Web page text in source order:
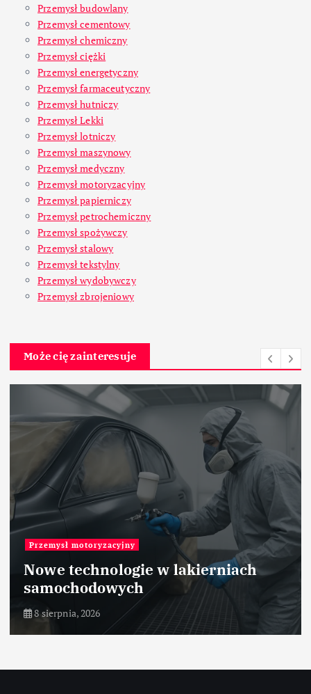
Przemysł budowlany
Przemysł cementowy
Przemysł chemiczny
Przemysł ciężki
Przemysł energetyczny
Przemysł farmaceutyczny
Przemysł hutniczy
Przemysł Lekki
Przemysł lotniczy
Przemysł maszynowy
Przemysł medyczny
Przemysł motoryzacyjny
Przemysł papierniczy
Przemysł petrochemiczny
Przemysł spożywczy
Przemysł stalowy
Przemysł tekstylny
Przemysł wydobywczy
Przemysł zbrojeniowy
Może cię zainteresuje
Roboty przemysłowe
RP-3AH – Mitsubishi Electric –
przemysł pakujący – robot
8 sierpnia, 2026